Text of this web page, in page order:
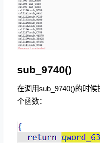
sub_9740()
在调用sub_9740()的时
个函数：